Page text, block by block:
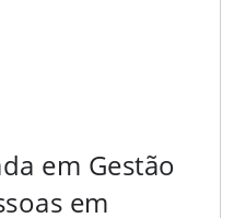
em Gestão
em